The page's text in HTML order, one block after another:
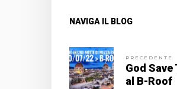
NAVIGA IL BLOG
PRECEDENTE
God
al B-Roof